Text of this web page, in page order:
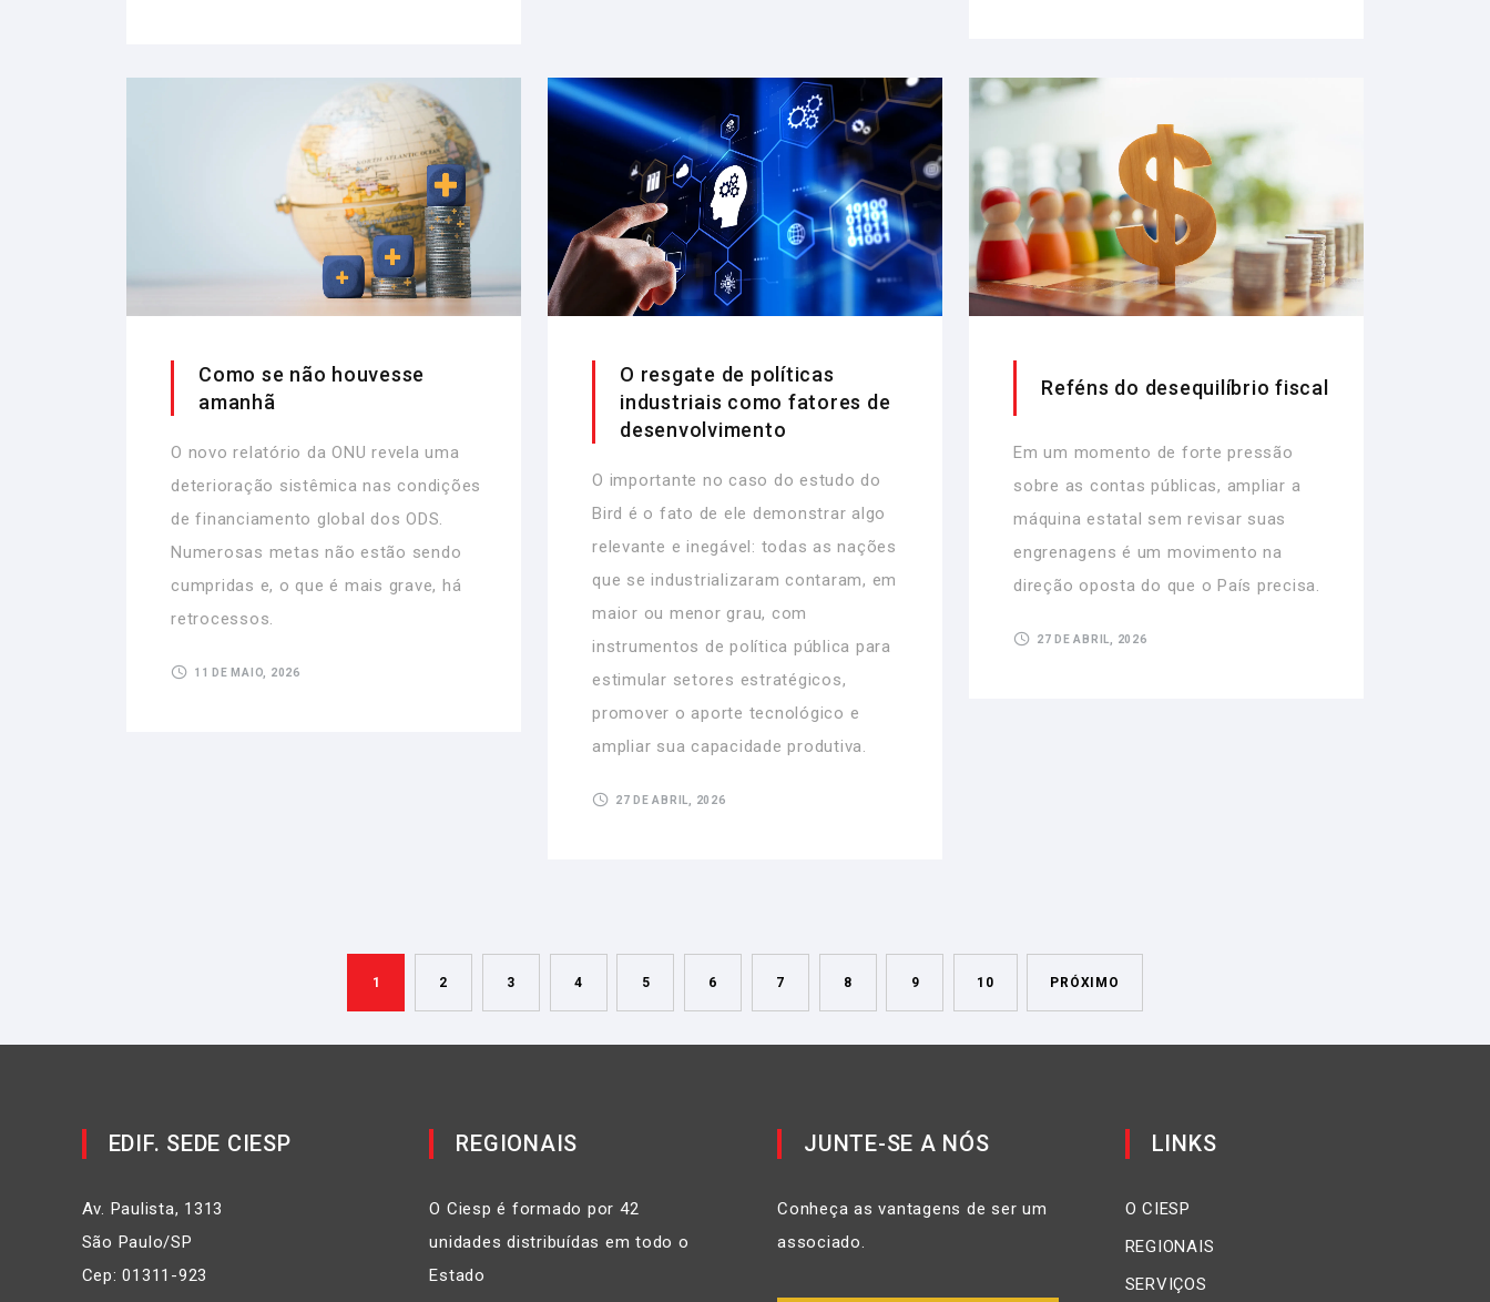
Como se não houvesse
amanhã
O novo relatório da ONU revela uma
deterioração sistêmica nas condições
de financiamento global dos ODS.
Numerosas metas não estão sendo
cumpridas e, o que é mais grave, há
retrocessos.
11 DE MAIO, 2026
O resgate de políticas
industriais como fatores de
desenvolvimento
O importante no caso do estudo do
Bird é o fato de ele demonstrar algo
relevante e inegável: todas as nações
que se industrializaram contaram, em
maior ou menor grau, com
instrumentos de política pública para
estimular setores estratégicos,
promover o aporte tecnológico e
ampliar sua capacidade produtiva.
27 DE ABRIL, 2026
Reféns do desequilíbrio fiscal
Em um momento de forte pressão
sobre as contas públicas, ampliar a
máquina estatal sem revisar suas
engrenagens é um movimento na
direção oposta do que o País precisa.
27 DE ABRIL, 2026
1 2 3 4 5 6 7 8 9 10 PRÓXIMO
EDIF. SEDE CIESP
Av. Paulista, 1313
São Paulo/SP
Cep: 01311-923
REGIONAIS
O Ciesp é formado por 42
unidades distribuídas em todo o
Estado
JUNTE-SE A NÓS
Conheça as vantagens de ser um
associado.
LINKS
O CIESP
REGIONAIS
SERVIÇOS